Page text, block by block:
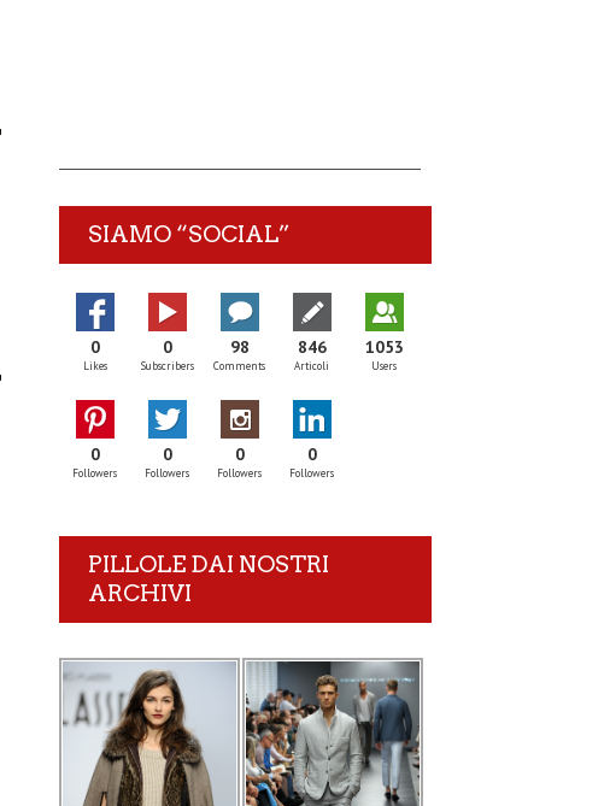
SIAMO “SOCIAL”
0
Likes
0
Subscribers
98
Comments
846
Articoli
1053
Users
0
Followers
0
Followers
0
Followers
0
Followers
PILLOLE DAI NOSTRI
ARCHIVI